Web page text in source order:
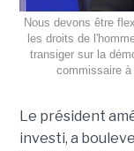
Nous devons être
les droits de
transiger sur la
commissaire
Le président
investi, a